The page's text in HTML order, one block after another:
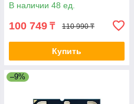
В наличии 48 ед.
100 749 ₸ 110 990 ₸
Купить
–9%